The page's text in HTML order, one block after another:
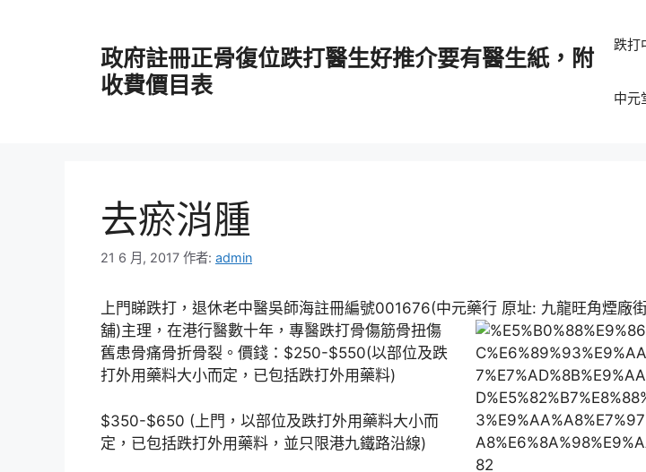
政府註冊正骨復位跌打醫生好推介要有醫生紙，附
收費價目表
跌打
中元
去瘀消腫
21 6 月, 2017 作者: admin
上門睇跌打，退休老中醫吳師海註冊編號001676(中元藥行 原址: 九龍旺角煙廠
舖)主理， 在港行醫數十年，專醫跌打骨傷筋骨扭傷
舊患骨痛骨折骨裂。價錢：$250-$550(以部位及跌
打外用藥料大小而定，已包括跌打外用藥料)
$350-$650 (上門，以部位及跌打外用藥料大小而
定，已包括跌打外用藥料，並只限港九鐵路沿線)